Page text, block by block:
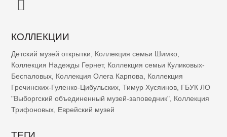
КОЛЛЕКЦИИ
Детский музей открытки Коллекция семьи Шимко
Коллекция Надежды Гернет, Коллекция семьи Куликовых-
Беспаловых Коллекция Олега Карпова
Коллекция
Гречинских-Гуленко-Цибульских Тимур Хусяинов ГБУК ЛО
"Выборгский объединенный музей-заповедник" Коллекция
Трифоновых Еврейский музей